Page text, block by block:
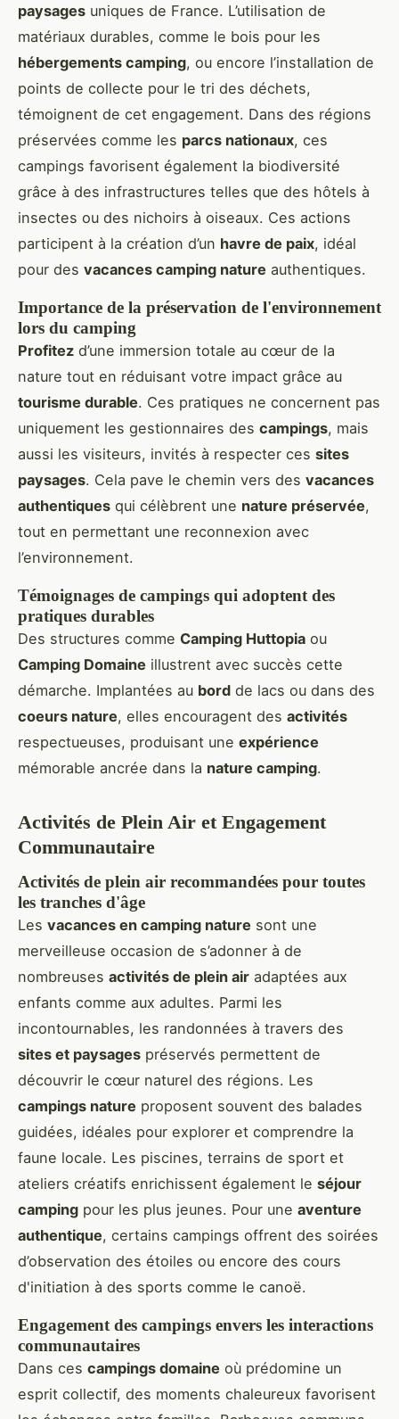
paysages uniques de France. L’utilisation de
matériaux durables, comme le bois pour les
hébergements camping, ou encore l’installation de
points de collecte pour le tri des déchets,
témoignent de cet engagement. Dans des régions
préservées comme les parcs nationaux, ces
campings favorisent également la biodiversité
grâce à des infrastructures telles que des hôtels à
insectes ou des nichoirs à oiseaux. Ces actions
participent à la création d’un havre de paix, idéal
pour des vacances camping nature authentiques.
Importance de la préservation de l'environnement
lors du camping
Profitez d’une immersion totale au cœur de la
nature tout en réduisant votre impact grâce au
tourisme durable. Ces pratiques ne concernent pas
uniquement les gestionnaires des campings, mais
aussi les visiteurs, invités à respecter ces sites
paysages. Cela pave le chemin vers des vacances
authentiques qui célèbrent une nature préservée,
tout en permettant une reconnexion avec
l’environnement.
Témoignages de campings qui adoptent des
pratiques durables
Des structures comme Camping Huttopia ou
Camping Domaine illustrent avec succès cette
démarche. Implantées au bord de lacs ou dans des
coeurs nature, elles encouragent des activités
respectueuses, produisant une expérience
mémorable ancrée dans la nature camping.
Activités de Plein Air et Engagement
Communautaire
Activités de plein air recommandées pour toutes
les tranches d'âge
Les vacances en camping nature sont une
merveilleuse occasion de s’adonner à de
nombreuses activités de plein air adaptées aux
enfants comme aux adultes. Parmi les
incontournables, les randonnées à travers des
sites et paysages préservés permettent de
découvrir le cœur naturel des régions. Les
campings nature proposent souvent des balades
guidées, idéales pour explorer et comprendre la
faune locale. Les piscines, terrains de sport et
ateliers créatifs enrichissent également le séjour
camping pour les plus jeunes. Pour une aventure
authentique, certains campings offrent des soirées
d’observation des étoiles ou encore des cours
d'initiation à des sports comme le canoë.
Engagement des campings envers les interactions
communautaires
Dans ces campings domaine où prédomine un
esprit collectif, des moments chaleureux favorisent